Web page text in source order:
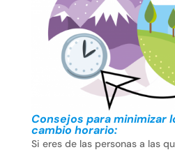
Consejos para minimizar
cambio horario:
Si eres de las personas a las